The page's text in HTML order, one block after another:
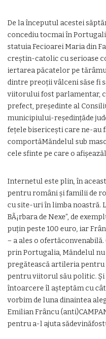
De la începutul acestei
concediu tocmai în
statuia Fecioarei Maria din
creștin-catolic cu serioase
iertarea păcatelor pe
dintre preoții vâlceni săse fi
viitorului fost parlamentar,
prefect, președinte al
municipiului-reședințăde
fețele bisericești care ne-au
comportăMăndelul sub
cele sfinte pe care o
Internetul este plin, în
pentru români și familii de
cu site-uri în limba noastră.
BÃ¡rbara de Nexe”, de
puțin peste 100 euro, iar
– a ales o
prin Portugalia, Măndelul
pregătească artileria
pentru viitorul său politic.
întoarcere îl așteptăm cu
vorbim de luna dinaintea
Emilian Frâncu
pentru a-l ajuta